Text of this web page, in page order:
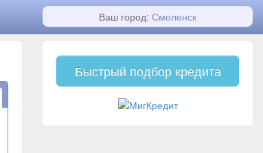
Ваш город: Смоленск
Быстрый подбор кредита